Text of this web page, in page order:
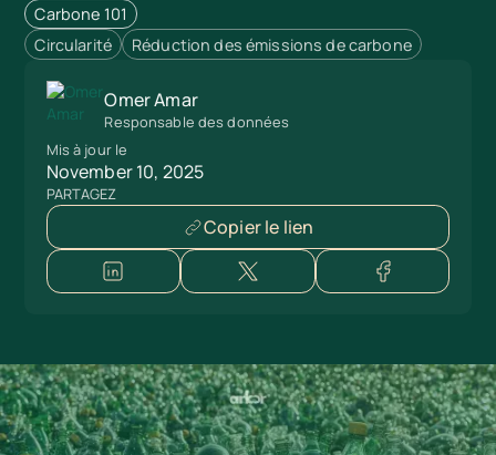
Carbone 101
Circularité
Réduction des émissions de carbone
Omer Amar
Responsable des données
Mis à jour le
November 10, 2025
PARTAGEZ
Copier le lien